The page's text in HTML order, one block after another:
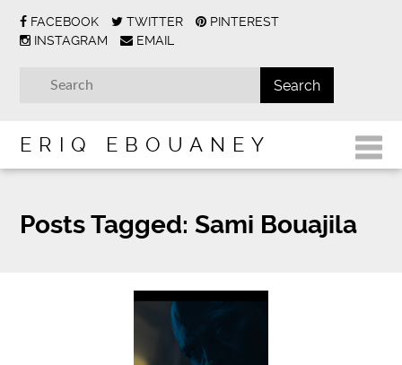
FACEBOOK TWITTER
PINTEREST
INSTAGRAM
EMAIL
ERIQ EBOUANEY
Posts Tagged: Sami Bouajila